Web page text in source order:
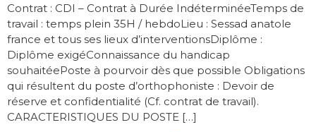
Contrat : CDI – Contrat à Durée IndéterminéeTemps de
travail : temps plein 35H / hebdoLieu : Sessad anatole
france et tous ses lieux d’interventionsDiplôme :
Diplôme exigéConnaissance du handicap
souhaitéePoste à pourvoir dès que possible Obligations
qui résultent du poste d’orthophoniste : Devoir de
réserve et confidentialité (Cf. contrat de travail).
CARACTERISTIQUES DU POSTE […]